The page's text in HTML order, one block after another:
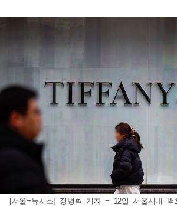
[서울=뉴시스] 정병혁 기자 = 12일 서울시내 백